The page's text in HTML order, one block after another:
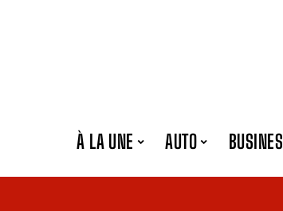
À LA UNE AUTO